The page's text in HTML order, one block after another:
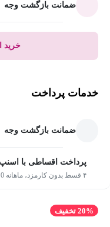
ضمانت بازگشت وجه
خرید
خدمات پرداخت
ضمانت بازگشت وجه
پرداخت اقساطی با
۴ قسط بدون کارمزد، ماهانه 0 تومان
20% تخفیف